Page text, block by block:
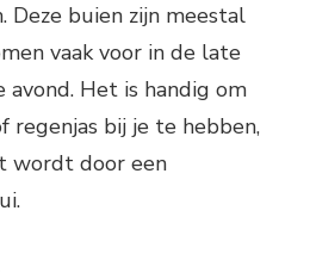
Deze buien zijn meestal
vaak voor in de late
avond. Het is handig om
regenjas bij je te hebben,
wordt door een